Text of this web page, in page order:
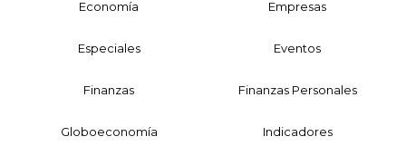
Economía Empresas
Especiales Eventos
Finanzas Finanzas Personales
Globoeconomía Indicadores